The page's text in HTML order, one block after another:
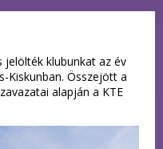
jelölték klubunkat az év
Kiskunban. Összejött a
alapján a KTE